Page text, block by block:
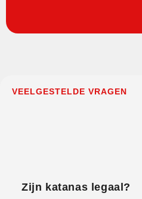
VEELGESTELDE VRAGEN
Zijn katanas legaal?